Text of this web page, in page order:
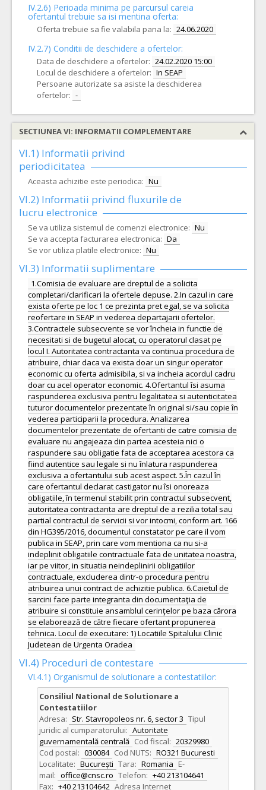
IV.2.6) Perioada minima pe parcursul careia
ofertantul trebuie sa isi mentina oferta:
Oferta trebuie sa fie valabila pana la: 24.06.2020
IV.2.7) Conditii de deschidere a ofertelor:
Data de deschidere a ofertelor: 24.02.2020 15:00
Locul de deschidere a ofertelor: In SEAP
Persoane autorizate sa asiste la deschiderea
ofertelor: -
SECTIUNEA VI: INFORMATII COMPLEMENTARE
VI.1) Informatii privind
periodicitatea
Aceasta achizitie este periodica: Nu
VI.2) Informatii privind fluxurile de
lucru electronice
Se va utiliza sistemul de comenzi electronice: Nu
Se va accepta facturarea electronica: Da
Se vor utiliza platile electronice: Nu
VI.3) Informatii suplimentare
1.Comisia de evaluare are dreptul de a solicita
completari/clarificari la ofertele depuse. 2.In cazul in care
exista oferte pe loc 1 ce prezinta pret egal, se va solicita
reofertare in SEAP in vederea departajarii ofertelor.
3.Contractele subsecvente se vor încheia in functie de
necesitati si de bugetul alocat, cu operatorul clasat pe
locul I. Autoritatea contractanta va continua procedura de
atribuire, chiar daca va exista doar un singur operator
economic cu oferta admisibila, si va incheia acordul cadru
doar cu acel operator economic. 4.Ofertantul îsi asuma
raspunderea exclusiva pentru legalitatea si autenticitatea
tuturor documentelor prezentate în original si/sau copie în
vederea participarii la procedura. Analizarea
documentelor prezentate de ofertanti de catre comisia de
evaluare nu angajeaza din partea acesteia nici o
raspundere sau obligatie fata de acceptarea acestora ca
fiind autentice sau legale si nu înlatura raspunderea
exclusiva a ofertantului sub acest aspect. 5.În cazul în
care ofertantul declarat castigator nu îsi onoreaza
obligatiile, în termenul stabilit prin contractul subsecvent,
autoritatea contractanta are dreptul de a rezilia total sau
partial contractul de servicii si vor intocmi, conform art. 166
din HG395/2016, documentul constatator pe care il vom
publica in SEAP, prin care vom mentiona ca nu si-a
indeplinit obligatiile contractuale fata de unitatea noastra,
iar pe viitor, in situatia neindeplinirii obligatiilor
contractuale, excluderea dintr-o procedura pentru
atribuirea unui contract de achizitie publica. 6.Caietul de
sarcini face parte integranta din documentaţia de
atribuire si constituie ansamblul cerinţelor pe baza cărora
se elaborează de către fiecare ofertant propunerea
tehnica. Locul de executare: 1) Locatiile Spitalului Clinic
Judetean de Urgenta Oradea
VI.4) Proceduri de contestare
VI.4.1) Organismul de solutionare a contestatiilor:
Consiliul National de Solutionare a
Contestatiilor
Adresa: Str. Stavropoleos nr. 6, sector 3 Tipul
juridic al cumparatorului: Autoritate
guvernamentală centrală Cod fiscal: 20329980
Cod postal: 030084 Cod NUTS: RO321 Bucuresti
Localitate: București Tara: Romania E-
mail: office@cnsc.ro Telefon: +40 213104641
Fax: +40 213104642 Adresa Internet